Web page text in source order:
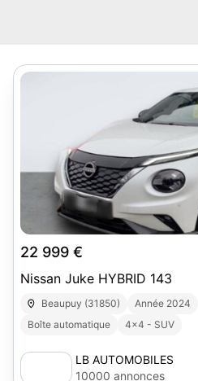
22 999 €
Nissan Juke HYBRID 143
Beaupuy (31850) Année 2024
Boîte automatique
4x4 - SUV
LB AUTOMOBILES
10000 annonces